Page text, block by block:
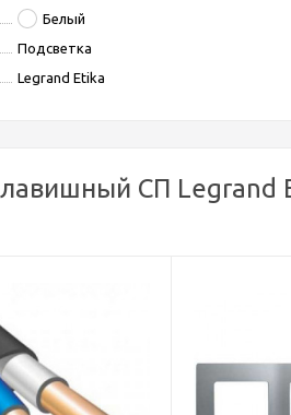
Белый
Подсветка
Legrand Etika
СП Legrand